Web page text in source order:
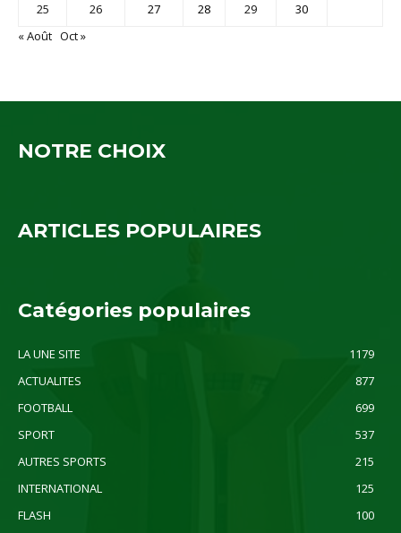
25 26 27 28 29
30
« Août Oct »
NOTRE CHOIX
ARTICLES POPULAIRES
Catégories populaires
LA UNE SITE
1179
ACTUALITES
877
FOOTBALL
699
SPORT
537
AUTRES SPORTS
215
INTERNATIONAL
125
FLASH
100